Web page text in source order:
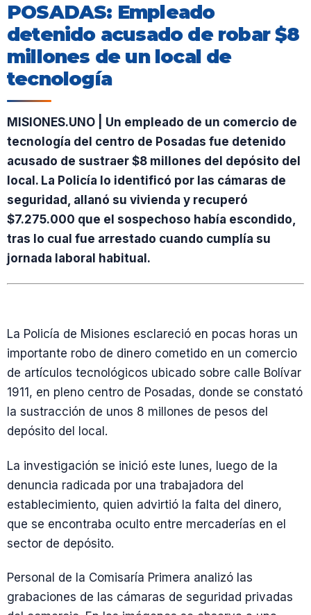
POSADAS: Empleado
detenido acusado de robar $8
millones de un local de
tecnología
MISIONES.UNO | Un empleado de un comercio de
tecnología del centro de Posadas fue detenido
acusado de sustraer $8 millones del depósito del
local. La Policía lo identificó por las cámaras de
seguridad, allanó su vivienda y recuperó
$7.275.000 que el sospechoso había escondido,
tras lo cual fue arrestado cuando cumplía su
jornada laboral habitual.
La Policía de Misiones esclareció en pocas horas un
importante robo de dinero cometido en un comercio
de artículos tecnológicos ubicado sobre calle Bolívar
1911, en pleno centro de Posadas, donde se constató
la sustracción de unos 8 millones de pesos del
depósito del local.
La investigación se inició este lunes, luego de la
denuncia radicada por una trabajadora del
establecimiento, quien advirtió la falta del dinero,
que se encontraba oculto entre mercaderías en el
sector de depósito.
Personal de la Comisarí­a Primera analizó las
grabaciones de las cámaras de seguridad privadas